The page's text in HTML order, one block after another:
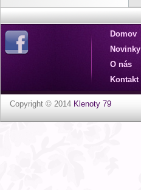
Domov
Novinky
O nás
Kontakt
Copyright © 2014 Klenoty 79